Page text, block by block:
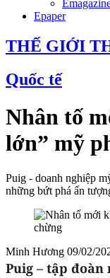
Epaper
THẾ GIỚI
Quốc tế
Nhân tố
lớn” mỹ
Puig - doanh nghiệp
những bứt phá ấn
Minh Hương 09/02/
Puig – tập